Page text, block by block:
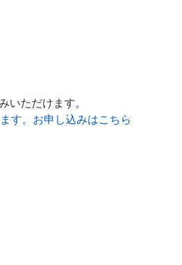
いただけます。
す。お申し込みはこちら